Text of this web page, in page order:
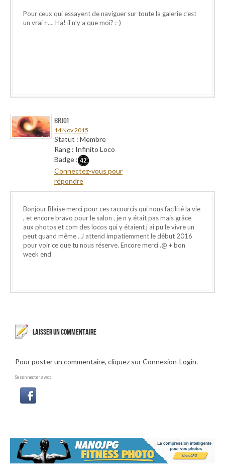
Pour ceux qui essayent de naviguer sur toute la galerie c’est
un vrai +…. Ha! il n’y a que moi? :-)
BRJ01
14 Nov 2015
Statut : Membre
Rang : Infinito Loco
Badge :
Connectez-vous pour
répondre
Bonjour Blaise merci pour ces racourcis qui nous facilité la vie
, et encore bravo pour le salon , je n y était pas mais grâce
aux photos et com des locos qui y étaient j ai pu le vivre un
peut quand même . J attend impatiemment le début 2016
pour voir ce que tu nous réserve. Encore merci .@ + bon
week end
LAISSER UN COMMENTAIRE
Pour poster un commentaire, cliquez sur Connexion-Login.
Se connecter avec: